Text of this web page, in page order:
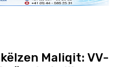
Maliqit: VV-